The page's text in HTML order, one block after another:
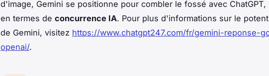
d'image, Gemini se positionne pour combler le fossé avec ChatGPT,
en termes de concurrence IA. Pour plus d'informations sur le
de Gemini, visitez https://www.chatgpt247.com/fr/gemini-reponse-
openai/.